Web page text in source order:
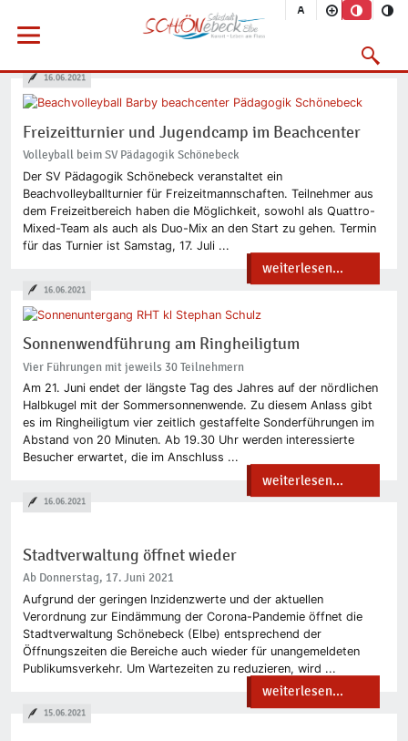
Menü öffnen
Sie befinden sich hier Startseite
Rathaus
Aktuelles 2021
Freizeitturnier und Jugendcamp im Beachcenter
Volleyball beim SV Pädagogik Schönebeck
Der SV Pädagogik Schönebeck veranstaltet ein
Beachvolleyballturnier für Freizeitmannschaften. Teilnehmer aus
dem Freizeitbereich haben die Möglichkeit, sowohl als Quattro-
Mixed-Team als auch als Duo-Mix an den Start zu gehen. Termin
für das Turnier ist Samstag, 17. Juli ...
weiterlesen...
16.06.2021
Sonnenwendführung am Ringheiligtum
Vier Führungen mit jeweils 30 Teilnehmern
Am 21. Juni endet der längste Tag des Jahres auf der nördlichen
Halbkugel mit der Sommersonnenwende. Zu diesem Anlass gibt
es im Ringheiligtum vier zeitlich gestaffelte Sonderführungen im
Abstand von 20 Minuten. Ab 19.30 Uhr werden interessierte
Besucher erwartet, die im Anschluss ...
weiterlesen...
16.06.2021
Stadtverwaltung öffnet wieder
Ab Donnerstag, 17. Juni 2021
Aufgrund der geringen Inzidenzwerte und der aktuellen
Verordnung zur Eindämmung der Corona-Pandemie öffnet die
Stadtverwaltung Schönebeck (Elbe) entsprechend der
Öffnungszeiten die Bereiche auch wieder für unangemeldeten
Publikumsverkehr. Um Wartezeiten zu reduzieren, wird ...
weiterlesen...
16.06.2021
15.06.2021